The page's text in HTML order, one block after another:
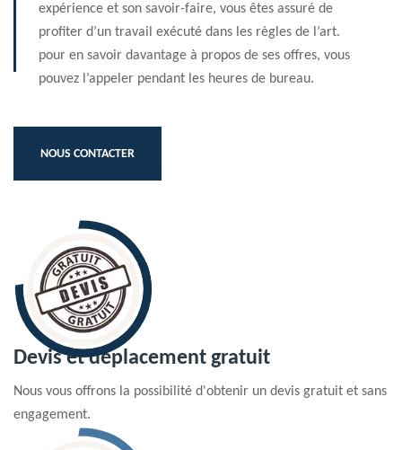
expérience et son savoir-faire, vous êtes assuré de
profiter d’un travail exécuté dans les règles de l’art.
pour en savoir davantage à propos de ses offres, vous
pouvez l’appeler pendant les heures de bureau.
NOUS CONTACTER
Devis et déplacement gratuit
Nous vous offrons la possibilité d'obtenir un devis gratuit et sans
engagement.